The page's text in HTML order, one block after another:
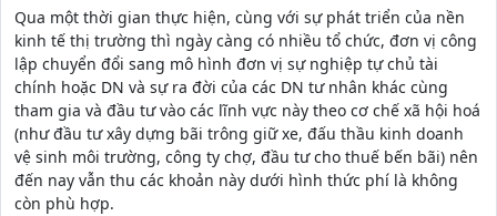
Qua một thời gian thực hiện, cùng với sự phát triển của nền
kinh tế thị trường thì ngày càng có nhiều tổ chức, đơn vị công
lập chuyển đổi sang mô hình đơn vị sự nghiệp tự chủ tài
chính hoặc DN và sự ra đời của các DN tư nhân khác cùng
tham gia và đầu tư vào các lĩnh vực này theo cơ chế xã hội hoá
(như đầu tư xây dựng bãi trông giữ xe, đấu thầu kinh doanh
vệ sinh môi trường, công ty chợ, đầu tư cho thuế bến bãi) nên
đến nay vẫn thu các khoản này dưới hình thức phí là không
còn phù hợp.